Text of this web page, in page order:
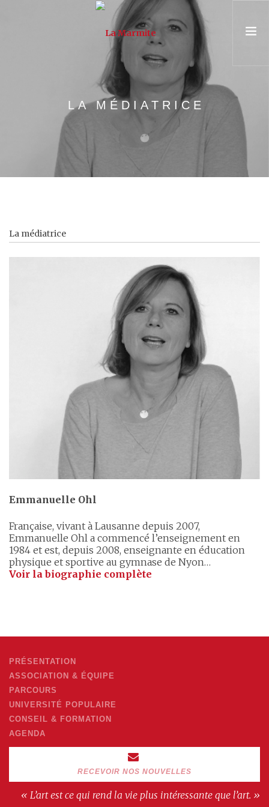
ASSOCIATION & ÉQUIPE
UNIVERSITÉ POPULAIRE
CONSEIL & FORMATION
LA MÉDIATRICE
La médiatrice
Emmanuelle Ohl
Française, vivant à Lausanne depuis 2007,
Emmanuelle Ohl a commencé l’enseignement en
1984 et est, depuis 2008, enseignante en éducation
physique et sportive au gymnase de Nyon…
Voir la biographie complète
PRÉSENTATION
ASSOCIATION & ÉQUIPE
PARCOURS
UNIVERSITÉ POPULAIRE
CONSEIL & FORMATION
AGENDA
RECEVOIR NOS NOUVELLES
« L’art est ce qui rend la vie plus intéressante que l’art. »